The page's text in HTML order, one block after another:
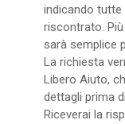
indicando
riscontrato.
sarà semplice
La richiesta
Libero Aiuto,
dettagli prima
Riceverai la